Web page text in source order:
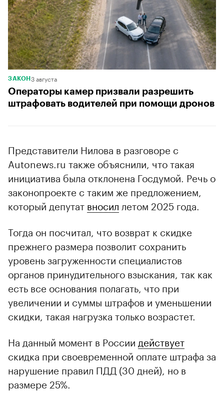
ЗАКОН 3 августа
Операторы камер призвали разрешить
штрафовать водителей при помощи дронов
Представители Нилова в разговоре с
Autonews.ru также объяснили, что такая
инициатива была отклонена Госдумой. Речь о
законопроекте с таким же предложением,
который депутат вносил летом 2025 года.
Тогда он посчитал, что возврат к скидке
прежнего размера позволит сохранить
уровень загруженности специалистов
органов принудительного взыскания, так как
есть все основания полагать, что при
увеличении и суммы штрафов и уменьшении
скидки, такая нагрузка только возрастет.
На данный момент в России действует
скидка при своевременной оплате штрафа за
нарушение правил ПДД (30 дней), но в
размере 25%.